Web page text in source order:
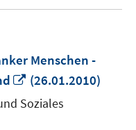
Menschen -
In
neuem
Fenster
(26.01.2010)
Soziales